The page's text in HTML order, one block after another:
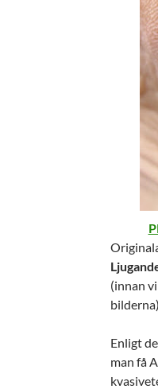
(innan
bilderna)
Enligt
man få